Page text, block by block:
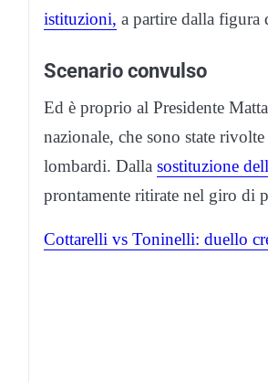
istituzioni, a partire dalla figura
Scenario convulso
Ed è proprio al Presidente
nazionale, che sono state
lombardi. Dalla sostituzione
prontamente ritirate nel giro di
Cottarelli vs Toninelli: duello